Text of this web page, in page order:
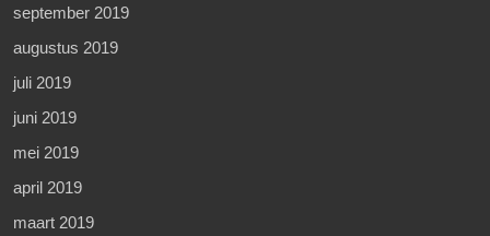
september 2019
augustus 2019
juli 2019
juni 2019
mei 2019
april 2019
maart 2019